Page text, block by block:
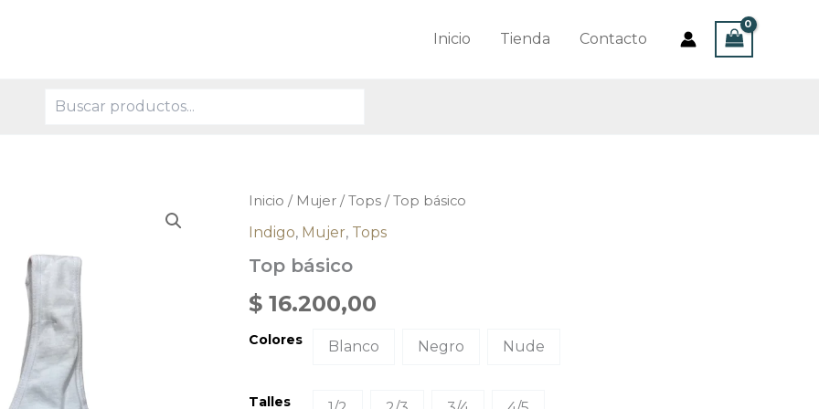
Inicio Tienda Contacto
Inicio / Mujer /Tops / Top básico
Indigo, Mujer, Tops
Top básico
$ 16.200,00
Colores Blanco Negro Nude
Talles
Top
cantidad